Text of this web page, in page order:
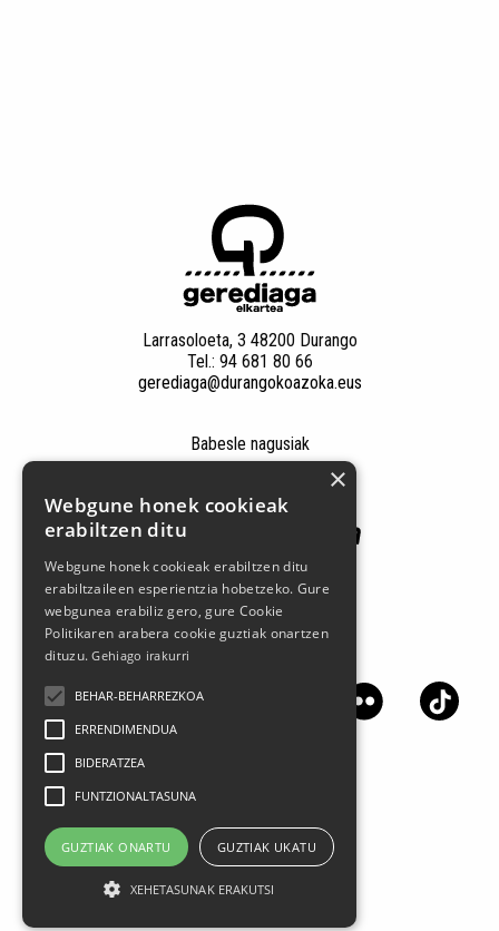
Larrasoloeta, 3 48200 Durango
Tel.: 94 681 80 66
gerediaga@durangokoazoka.eus
Babesle nagusiak
Jarrai gaitzazu sare sozialetan
×
Webgune honek cookieak
erabiltzen ditu
Webgune honek cookieak erabiltzen ditu
erabiltzaileen esperientzia hobetzeko. Gure
webgunea erabiliz gero, gure Cookie
Politikaren arabera cookie guztiak onartzen
dituzu.Gehiago irakurri
BEHAR-BEHARREZKOA
ERRENDIMENDUA
BIDERATZEA
FUNTZIONALTASUNA
GUZTIAK ONARTU GUZTIAK UKATU
XEHETASUNAK ERAKUTSI